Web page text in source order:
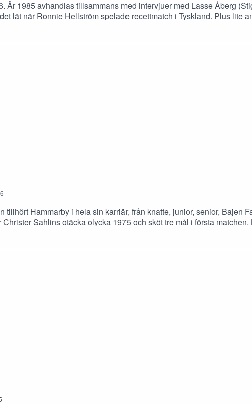
År 1985 avhandlas tillsammans med intervjuer med Lasse Åberg
lät när Ronnie Hellström spelade recettmatch i Tyskland. Plus lite
Hammarby i hela sin karriär, från knatte, junior, senior, Bajen
Sahlins otäcka olycka 1975 och sköt tre mål i första